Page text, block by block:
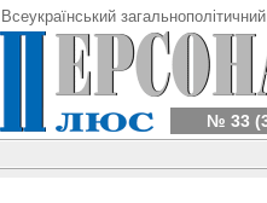
Всеукраїнський
№ 33